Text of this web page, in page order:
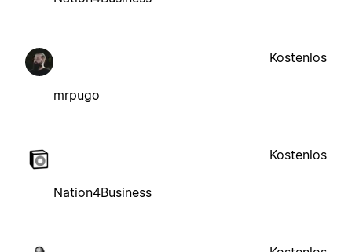
mrpugo
Kostenlos
Nation4Business
Kostenlos